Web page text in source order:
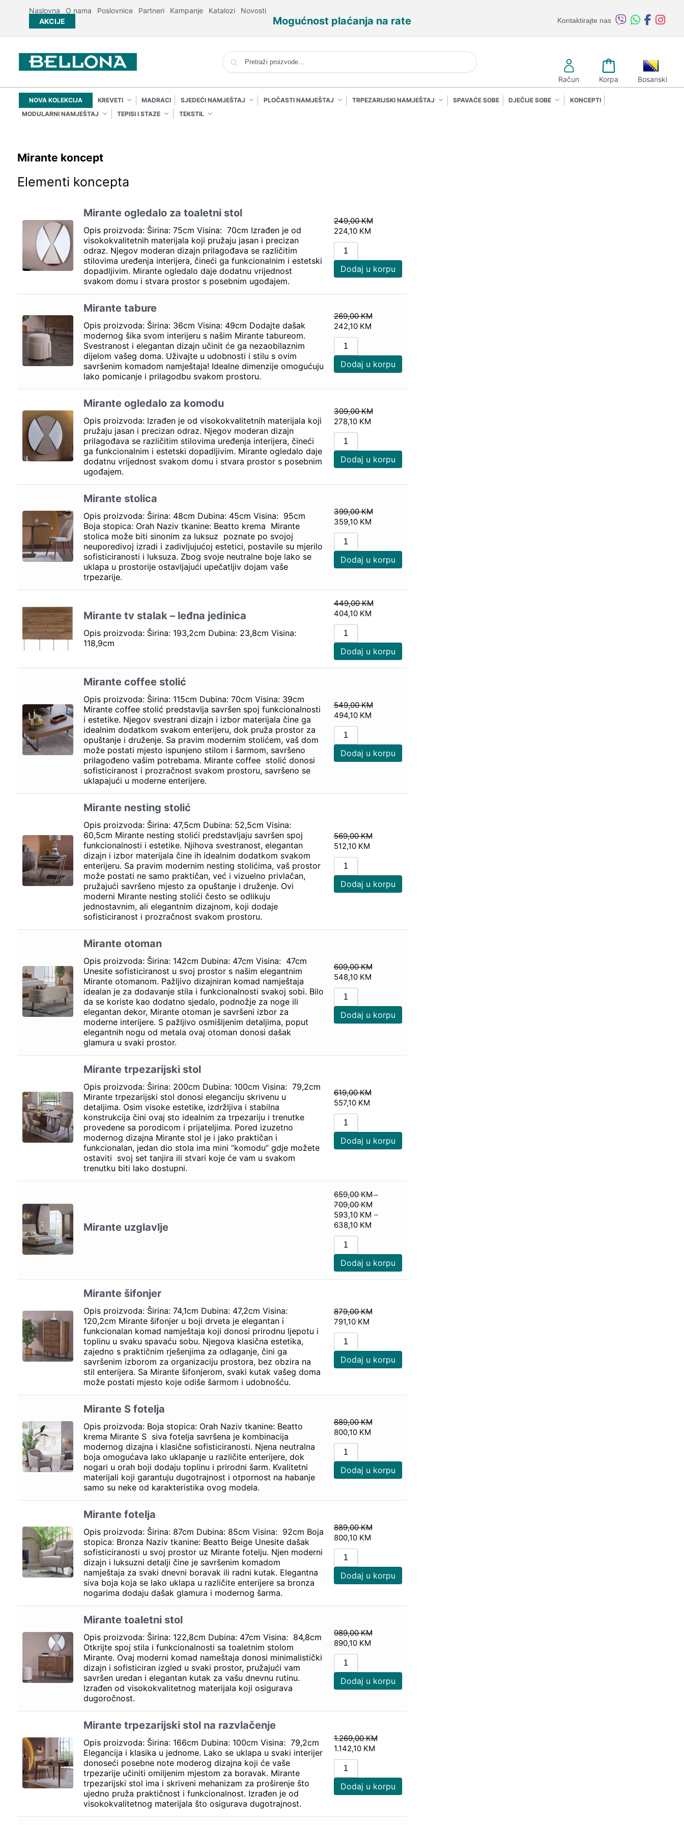
Naslovna O nama Poslovnice Partneri Kampanje Katalozi
Novosti
AKCIJE
Mogućnost plaćanja na rate Kontaktirajte nas
Pretraži
Račun Korpa Bosanski
NOVA KOLEKCIJA KREVETI MADRACI SJEDEĆI NAMJEŠTAJ PLOČASTI NAMJEŠTAJ TRPEZARIJSKI NAMJEŠTAJ SPAVAĆE SOBE DJEČIJE SOBE
KONCEPTI
MODULARNI NAMJEŠTAJ
TEPISI I STAZE TEKSTIL
Mirante koncept
Elementi koncepta
Mirante ogledalo za toaletni stol
Opis proizvoda: Širina: 75cm Visina: 70cm Izrađen je od
visokokvalitetnih materijala koji pružaju jasan i precizan
odraz. Njegov moderan dizajn prilagođava se različitim
stilovima uređenja interijera, čineći ga funkcionalnim i estetski
dopadljivim. Mirante ogledalo daje dodatnu vrijednost
svakom domu i stvara prostor s posebnim ugođajem.
249,00KM
224,10 KM
Dodaj u korpu
Mirante tabure
Opis proizvoda: Širina: 36cm Visina: 49cm Dodajte dašak
modernog šika svom interijeru s našim Mirante tabureom.
Svestranost i elegantan dizajn učinit će ga nezaobilaznim
dijelom vašeg doma. Uživajte u udobnosti i stilu s ovim
savršenim komadom namještaja! Idealne dimenzije omogućuju
lako pomicanje i prilagodbu svakom prostoru.
269,00KM
242,10 KM
Dodaj u korpu
Mirante ogledalo za komodu
Opis proizvoda: Izrađen je od visokokvalitetnih materijala koji
pružaju jasan i precizan odraz. Njegov moderan dizajn
prilagođava se različitim stilovima uređenja interijera, čineći
ga funkcionalnim i estetski dopadljivim. Mirante ogledalo daje
dodatnu vrijednost svakom domu i stvara prostor s posebnim
ugođajem.
309,00KM
278,10 KM
Dodaj u korpu
Mirante stolica
Opis proizvoda: Širina: 48cm Dubina: 45cm Visina: 95cm
Boja stopica: Orah Naziv tkanine: Beatto krema Mirante
stolica može biti sinonim za luksuz poznate po svojoj
neuporedivoj izradi i zadivljujućoj estetici, postavile su mjerilo
sofisticiranosti i luksuza. Zbog svoje neutralne boje lako se
uklapa u prostorije ostavljajući upečatljiv dojam vaše
trpezarije.
399,00KM
359,10 KM
Dodaj u korpu
Mirante tv stalak – leđna jedinica
Opis proizvoda: Širina: 193,2cm Dubina: 23,8cm Visina:
118,9cm
449,00KM
404,10 KM
Dodaj u korpu
Mirante coffee stolić
Opis proizvoda: Širina: 115cm Dubina: 70cm Visina: 39cm
Mirante coffee stolić predstavlja savršen spoj funkcionalnosti
i estetike. Njegov svestrani dizajn i izbor materijala čine ga
idealnim dodatkom svakom enterijeru, dok pruža prostor za
opuštanje i druženje. Sa pravim modernim stolićem, vaš dom
može postati mjesto ispunjeno stilom i šarmom, savršeno
prilagođeno vašim potrebama. Mirante coffee stolić donosi
sofisticiranost i prozračnost svakom prostoru, savršeno se
uklapajući u moderne enterijere.
549,00KM
494,10 KM
Dodaj u korpu
Mirante nesting stolić
Opis proizvoda: Širina: 47,5cm Dubina: 52,5cm Visina:
60,5cm Mirante nesting stolići predstavljaju savršen spoj
funkcionalnosti i estetike. Njihova svestranost, elegantan
dizajn i izbor materijala čine ih idealnim dodatkom svakom
enterijeru. Sa pravim modernim nesting stolićima, vaš prostor
može postati ne samo praktičan, već i vizuelno privlačan,
pružajući savršeno mjesto za opuštanje i druženje. Ovi
moderni Mirante nesting stolići često se odlikuju
jednostavnim, ali elegantnim dizajnom, koji dodaje
sofisticiranost i prozračnost svakom prostoru.
569,00KM
512,10 KM
Dodaj u korpu
Mirante otoman
Opis proizvoda: Širina: 142cm Dubina: 47cm Visina: 47cm
Unesite sofisticiranost u svoj prostor s našim elegantnim
Mirante otomanom. Pažljivo dizajniran komad namještaja
idealan je za dodavanje stila i funkcionalnosti svakoj sobi. Bilo
da se koriste kao dodatno sjedalo, podnožje za noge ili
elegantan dekor, Mirante otoman je savršeni izbor za
moderne interijere. S pažljivo osmišljenim detaljima, poput
elegantnih nogu od metala ovaj otoman donosi dašak
glamura u svaki prostor.
609,00KM
548,10 KM
Dodaj u korpu
Mirante trpezarijski stol
Opis proizvoda: Širina: 200cm Dubina: 100cm Visina: 79,2cm
Mirante trpezarijski stol donosi eleganciju skrivenu u
detaljima. Osim visoke estetike, izdržljiva i stabilna
konstrukcija čini ovaj sto idealnim za trpezariju i trenutke
provedene sa porodicom i prijateljima. Pored izuzetno
modernog dizajna Mirante stol je i jako praktičan i
funkcionalan, jedan dio stola ima mini “komodu” gdje možete
ostaviti svoj set tanjira ili stvari koje će vam u svakom
trenutku biti lako dostupni.
619,00KM
557,10 KM
Dodaj u korpu
Mirante uzglavlje
659,00KM –
709,00KM
593,10 KM –
638,10 KM
Dodaj u korpu
Mirante šifonjer
Opis proizvoda: Širina: 74,1cm Dubina: 47,2cm Visina:
120,2cm Mirante šifonjer u boji drveta je elegantan i
funkcionalan komad namještaja koji donosi prirodnu ljepotu i
toplinu u svaku spavaću sobu. Njegova klasična estetika,
zajedno s praktičnim rješenjima za odlaganje, čini ga
savršenim izborom za organizaciju prostora, bez obzira na
stil enterijera. Sa Mirante šifonjerom, svaki kutak vašeg doma
može postati mjesto koje odiše šarmom i udobnošću.
879,00KM
791,10 KM
Dodaj u korpu
Mirante S fotelja
Opis proizvoda: Boja stopica: Orah Naziv tkanine: Beatto
krema Mirante S siva fotelja savršena je kombinacija
modernog dizajna i klasične sofisticiranosti. Njena neutralna
boja omogućava lako uklapanje u različite enterijere, dok
nogari u orah boji dodaju toplinu i prirodni šarm. Kvalitetni
materijali koji garantuju dugotrajnost i otpornost na habanje
samo su neke od karakteristika ovog modela.
889,00KM
800,10 KM
Dodaj u korpu
Mirante fotelja
Opis proizvoda: Širina: 87cm Dubina: 85cm Visina: 92cm Boja
stopica: Bronza Naziv tkanine: Beatto Beige Unesite dašak
sofisticiranosti u svoj prostor uz Mirante fotelju. Njen moderni
dizajn i luksuzni detalji čine je savršenim komadom
namještaja za svaki dnevni boravak ili radni kutak. Elegantna
siva boja koja se lako uklapa u različite enterijere sa bronza
nogarima dodaju dašak glamura i modernog šarma.
889,00KM
800,10 KM
Dodaj u korpu
Mirante toaletni stol
Opis proizvoda: Širina: 122,8cm Dubina: 47cm Visina: 84,8cm
Otkrijte spoj stila i funkcionalnosti sa toaletnim stolom
Mirante. Ovaj moderni komad nameštaja donosi minimalistički
dizajn i sofisticiran izgled u svaki prostor, pružajući vam
savršen uredan i elegantan kutak za vašu dnevnu rutinu.
Izrađen od visokokvalitetnog materijala koji osigurava
dugoročnost.
989,00KM
890,10 KM
Dodaj u korpu
Mirante trpezarijski stol na razvlačenje
Opis proizvoda: Širina: 166cm Dubina: 100cm Visina: 79,2cm
Elegancija i klasika u jednome. Lako se uklapa u svaki interijer
donoseći posebne note moderog dizajna koji će vaše
trpezarije učiniti omiljenim mjestom za boravak. Mirante
trpezarijski stol ima i skriveni mehanizam za proširenje što
ujedno pruža praktičnost i funkcionalnost. Izrađen je od
visokokvalitetnog materijala što osigurava dugotrajnost.
1.269,00KM
1.142,10 KM
Dodaj u korpu